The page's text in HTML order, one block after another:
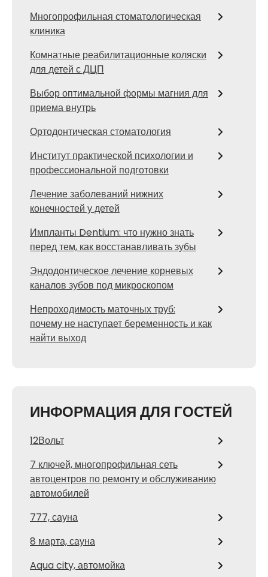
Многопрофильная стоматологическая
клиника
Комнатные реабилитационные коляски
для детей с ДЦП
Выбор оптимальной формы магния для
приема внутрь
Ортодонтическая стоматология
Институт практической психологии и
профессиональной подготовки
Лечение заболеваний нижних
конечностей у детей
Импланты Dentium: что нужно знать
перед тем, как восстанавливать зубы
Эндодонтическое лечение корневых
каналов зубов под микроскопом
Непроходимость маточных труб:
почему не наступает беременность и как
найти выход
ИНФОРМАЦИЯ ДЛЯ ГОСТЕЙ
12Вольт
7 ключей, многопрофильная сеть
автоцентров по ремонту и обслуживанию
автомобилей
777, сауна
8 марта, сауна
Aqua city, автомойка